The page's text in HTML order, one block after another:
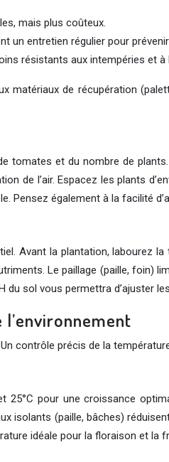
mais plus coûteux.
un entretien régulier pour
résistants aux intempéries et à
matériaux de récupération
tomates et du nombre de
de l’air. Espacez les plants
Pensez également à la facilité
Avant la plantation, labourez
Le paillage (paille, foin)
du sol vous permettra d’ajuster
contrôle précis de la
25°C pour une croissance
isolants (paille, bâches)
idéale pour la floraison et la